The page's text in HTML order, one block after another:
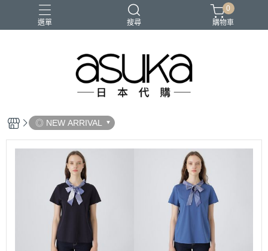
選單 搜尋
0
購物車
◎ NEW ARRIVAL